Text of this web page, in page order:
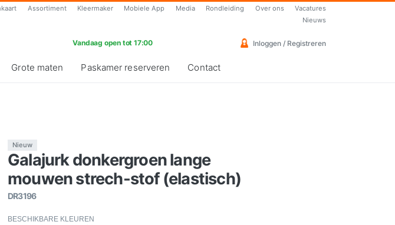
Assortiment Kleermaker Mobiele App Media Rondleiding Over ons
Vacatures
Nieuws
Vandaag open tot 17:00 Inloggen / Registreren
Grote maten Paskamer reserveren Contact
Nieuw
Galajurk donkergroen lange
mouwen strech-stof (elastisch)
DR3196
BESCHIKBARE KLEUREN